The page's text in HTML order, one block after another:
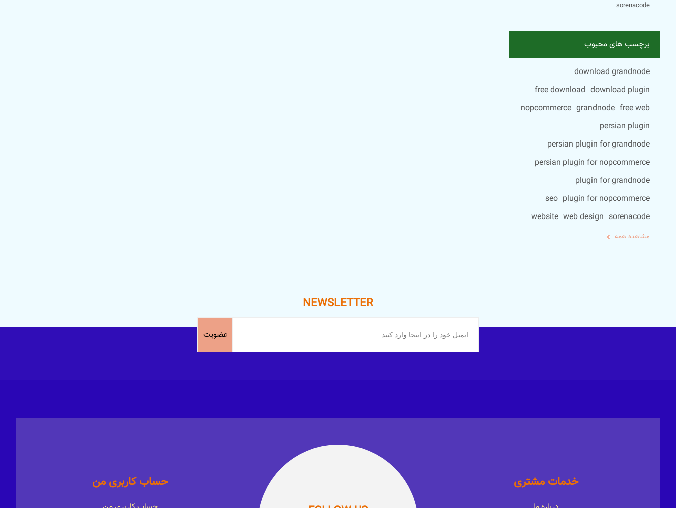
sorenacode
برچسب های محبوب
download grandnode
download plugin
free download
free web
grandnode
nopcommerce
persian plugin
persian plugin for grandnode
persian plugin for nopcommerce
plugin for grandnode
plugin for nopcommerce
seo
sorenacode
web design
website
مشاهده همه
NEWSLETTER
عضویت
خدمات مشتری حساب کاربری من